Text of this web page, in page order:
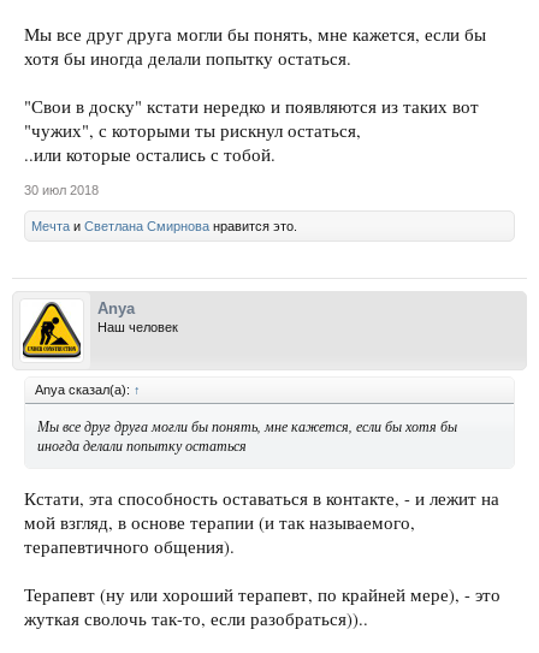
Мы все друг друга могли бы понять, мне кажется, если бы
хотя бы иногда делали попытку остаться.
"Свои в доску" кстати нередко и появляются из таких вот
"чужих", с которыми ты рискнул остаться,
..или которые остались с тобой.
30 июл 2018
Мечта и Светлана Смирнова нравится это.
Anya
Наш человек
Anya сказал(а): ↑
Мы все друг друга могли бы понять, мне кажется, если бы хотя бы
иногда делали попытку остаться
Кстати, эта способность оставаться в контакте, - и лежит на
мой взгляд, в основе терапии (и так называемого,
терапевтичного общения).
Терапевт (ну или хороший терапевт, по крайней мере), - это
жуткая сволочь так-то, если разобраться))..